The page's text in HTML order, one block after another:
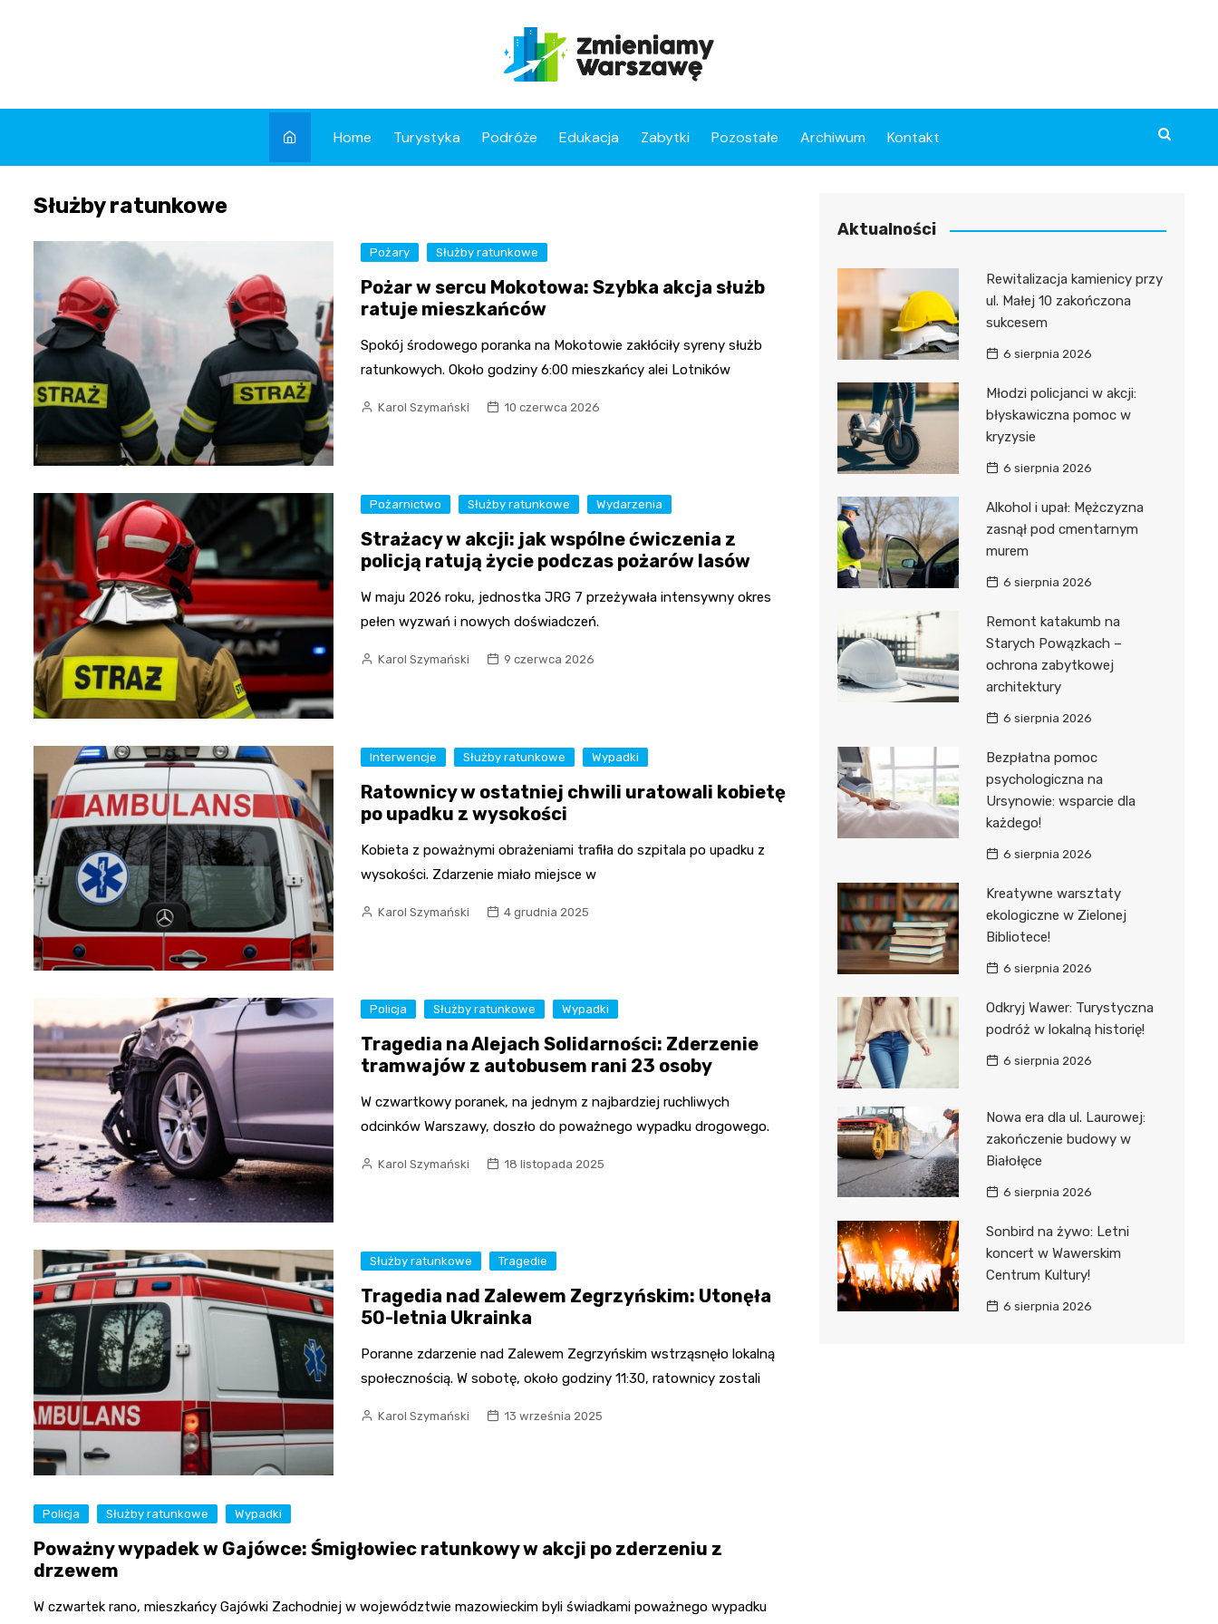
Home Turystyka Podróże Edukacja Zabytki Pozostałe Archiwum Kontakt
Służby ratunkowe
Pożary Służby ratunkowe
Pożar w sercu Mokotowa: Szybka akcja służb
ratuje mieszkańców
Spokój środowego poranka na Mokotowie zakłóciły syreny służb
ratunkowych. Około godziny 6:00 mieszkańcy alei Lotników
Karol Szymański 10 czerwca 2026
Pożarnictwo Służby ratunkowe Wydarzenia
Strażacy w akcji: jak wspólne ćwiczenia z
policją ratują życie podczas pożarów lasów
W maju 2026 roku, jednostka JRG 7 przeżywała intensywny okres
pełen wyzwań i nowych doświadczeń.
Karol Szymański 9 czerwca 2026
Interwencje Służby ratunkowe Wypadki
Ratownicy w ostatniej chwili uratowali kobietę
po upadku z wysokości
Kobieta z poważnymi obrażeniami trafiła do szpitala po upadku z
wysokości. Zdarzenie miało miejsce w
Karol Szymański 4 grudnia 2025
Policja Służby ratunkowe Wypadki
Tragedia na Alejach Solidarności: Zderzenie
tramwajów z autobusem rani 23 osoby
W czwartkowy poranek, na jednym z najbardziej ruchliwych
odcinków Warszawy, doszło do poważnego wypadku drogowego.
Karol Szymański 18 listopada 2025
Służby ratunkowe Tragedie
Tragedia nad Zalewem Zegrzyńskim: Utonęła
50-letnia Ukrainka
Poranne zdarzenie nad Zalewem Zegrzyńskim wstrząsnęło lokalną
społecznością. W sobotę, około godziny 11:30, ratownicy zostali
Karol Szymański 13 września 2025
Policja Służby ratunkowe Wypadki
Poważny wypadek w Gajówce: Śmigłowiec ratunkowy w akcji po zderzeniu z
drzewem
W czwartek rano, mieszkańcy Gajówki Zachodniej w województwie mazowieckim byli świadkami poważnego wypadku
Aktualności
Rewitalizacja kamienicy przy
ul. Małej 10 zakończona
sukcesem
6 sierpnia 2026
Młodzi policjanci w akcji:
błyskawiczna pomoc w
kryzysie
6 sierpnia 2026
Alkohol i upał: Mężczyzna
zasnął pod cmentarnym
murem
6 sierpnia 2026
Remont katakumb na
Starych Powązkach –
ochrona zabytkowej
architektury
6 sierpnia 2026
Bezpłatna pomoc
psychologiczna na
Ursynowie: wsparcie dla
każdego!
6 sierpnia 2026
Kreatywne warsztaty
ekologiczne w Zielonej
Bibliotece!
6 sierpnia 2026
Odkryj Wawer: Turystyczna
podróż w lokalną historię!
6 sierpnia 2026
Nowa era dla ul. Laurowej:
zakończenie budowy w
Białołęce
6 sierpnia 2026
Sonbird na żywo: Letni
koncert w Wawerskim
Centrum Kultury!
6 sierpnia 2026